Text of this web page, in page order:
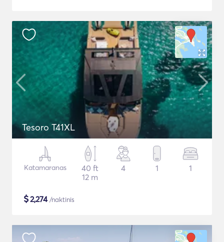
Tesoro T41XL
Katamaranas
40 ft
12 m
4 1 1
$2,274/naktinis